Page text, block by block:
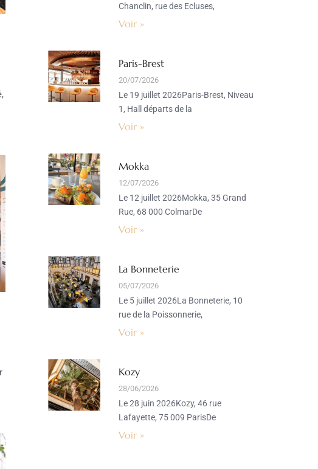
Chanclin, rue des Ecluses,
Voir »
Paris-Brest
20/07/2026
Le 19 juillet 2026Paris-Brest, Niveau
1, Hall départs de la
Voir »
Mokka
12/07/2026
Le 12 juillet 2026Mokka, 35 Grand
Rue, 68 000 ColmarDe
Voir »
La Bonneterie
05/07/2026
Le 5 juillet 2026La Bonneterie, 10
rue de la Poissonnerie,
Voir »
Kozy
28/06/2026
Le 28 juin 2026Kozy, 46 rue
Lafayette, 75 009 ParisDe
Voir »